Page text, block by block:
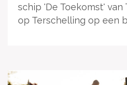
schip 'De Toekomst' van
op Terschelling op een